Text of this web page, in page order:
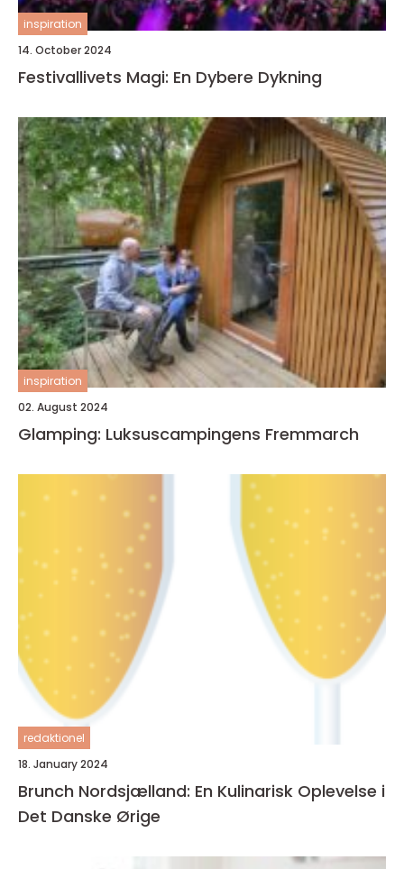
inspiration
14. October 2024
Festivallivets Magi: En Dybere Dykning
inspiration
02. August 2024
Glamping: Luksuscampingens Fremmarch
redaktionel
18. January 2024
Brunch Nordsjælland: En Kulinarisk Oplevelse i
Det Danske Ørige